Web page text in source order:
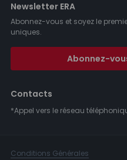
Newsletter ERA
Abonnez-vous et soyez le
uniques.
Abonnez-
Contacts
*Appel vers le réseau
Conditions Générales